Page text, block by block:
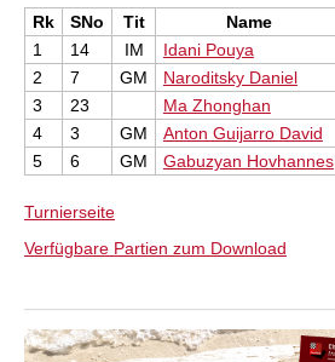
Rk SNo Tit Name
1
14 IM Idani Pouya
2
7 GM Naroditsky Daniel
3
23 Ma Zhonghan
4
3 GM Anton Guijarro David
5
6 GM Gabuzyan Hovhannes
Turnierseite
Verfügbare Partien zum Download